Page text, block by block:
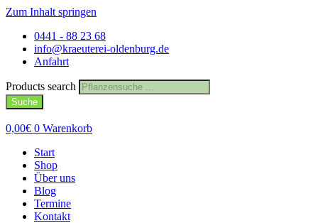
Zum Inhalt springen
0441 - 88 23 68
info@kraeuterei-oldenburg.de
Anfahrt
Products search
Suche
0,00€ 0 Warenkorb
Start
Shop
Über uns
Blog
Termine
Kontakt